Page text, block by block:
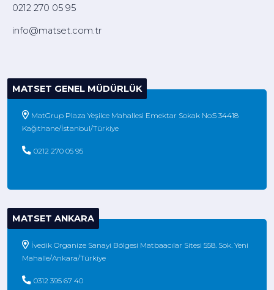
0212 270 05 95
info@matset.com.tr
MATSET GENEL MÜDÜRLÜK
MatGrup Plaza Yeşilce Mahallesi Emektar Sokak No:5 34418
Kağıthane/İstanbul/Türkiye
0212 270 05 95
MATSET ANKARA
İvedik Organize Sanayi Bölgesi Matbaacılar Sitesi 558. Sok. Yeni
Mahalle/Ankara/Türkiye
0312 395 67 40